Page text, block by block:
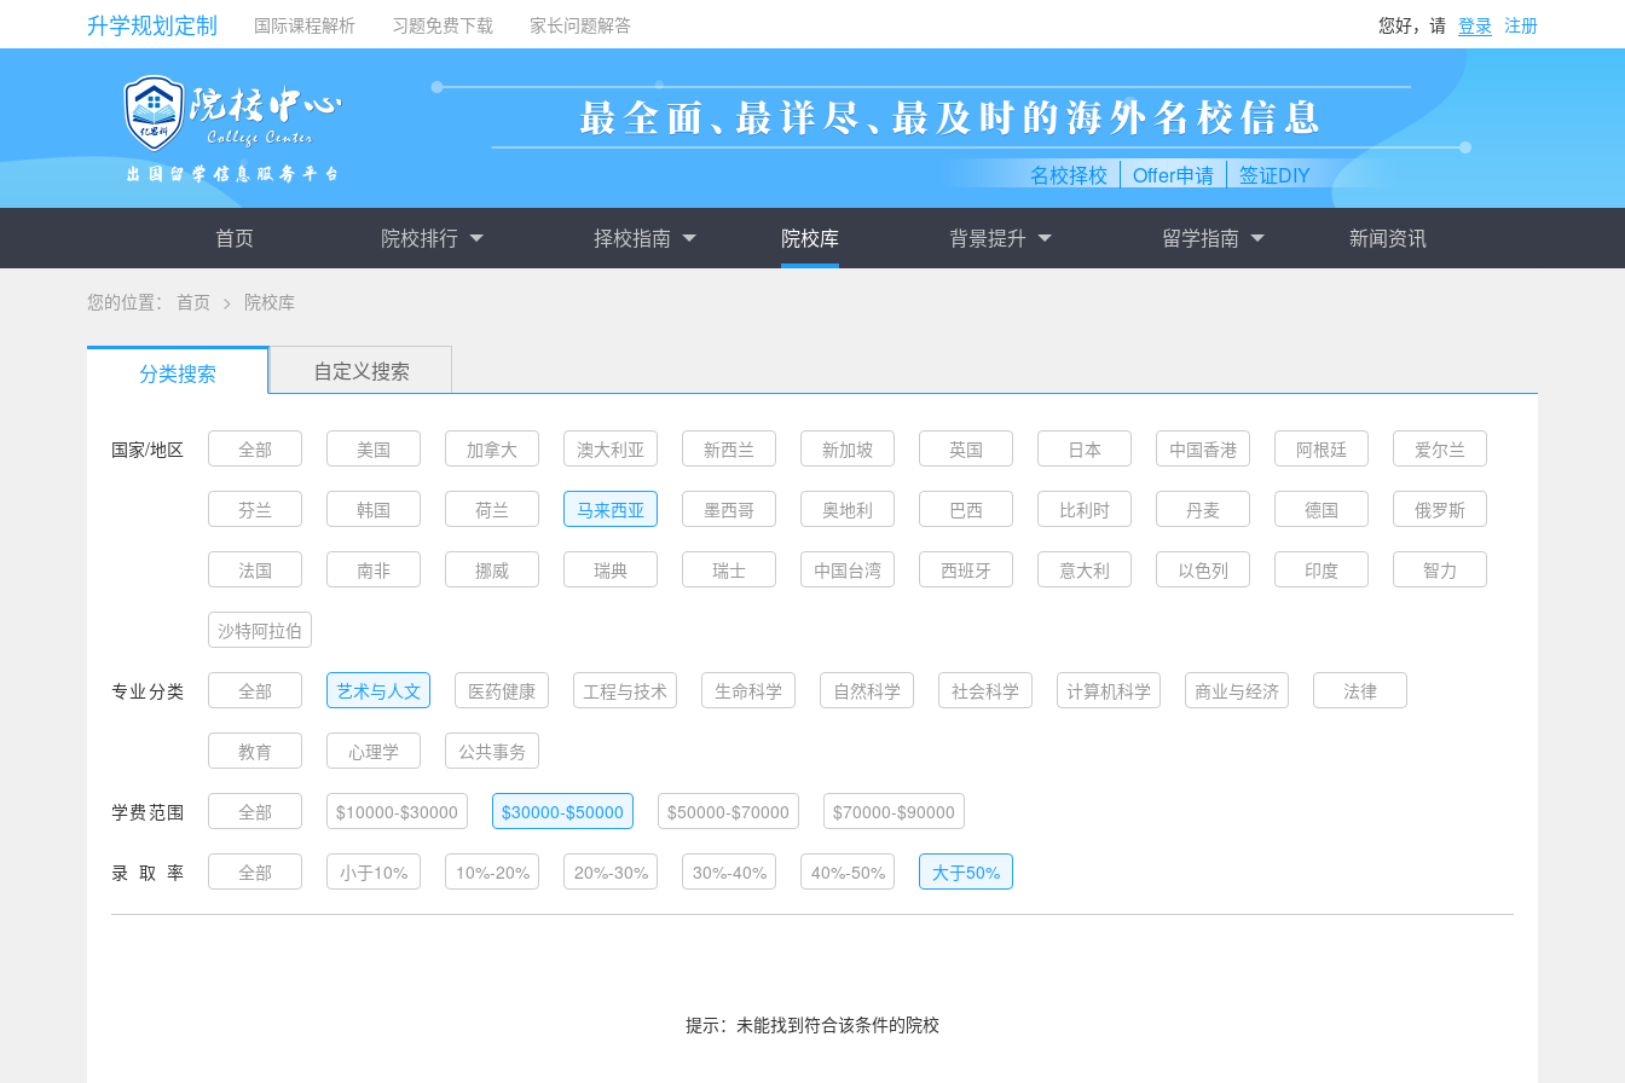
升学规划定制 国际课程解析 习题免费下载 家长问题解答 您好，请 登录 注册
名校择校 Offer申请 签证DIY
首页 院校排行 择校指南 院校库 背景提升 留学指南 新闻资讯
您的位置： 首页 > 院校库
分类搜索 自定义搜索
国家/地区 全部 美国 加拿大 澳大利亚 新西兰 新加坡 英国 日本 中国香港 阿根廷 爱尔兰
芬兰 韩国 荷兰 马来西亚 墨西哥 奥地利 巴西 比利时 丹麦 德国 俄罗斯
法国 南非 挪威 瑞典 瑞士 中国台湾 西班牙 意大利 以色列 印度 智力
沙特阿拉伯
专业分类 全部 艺术与人文 医药健康 工程与技术 生命科学 自然科学 社会科学 计算机科学 商业与经济 法律
教育 心理学 公共事务
学费范围 全部 $10000-$30000 $30000-$50000 $50000-$70000 $70000-$90000
录取率 全部 小于10% 10%-20% 20%-30% 30%-40% 40%-50% 大于50%
提示：未能找到符合该条件的院校